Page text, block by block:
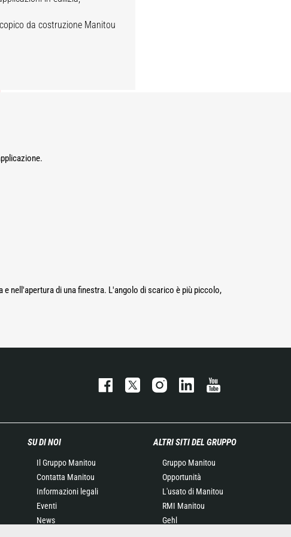
da costruzione Manitou
nell'apertura di una finestra. L'angolo di scarico è più piccolo,
SU DI NOI
Il Gruppo Manitou
Contatta Manitou
Informazioni legali
Eventi
News
ALTRI SITI DEL GRUPPO
Gruppo Manitou
Opportunità
L'usato di Manitou
RMI Manitou
Gehl